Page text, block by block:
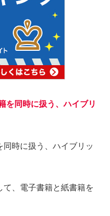
を同時に扱う、ハイブリ
同時に扱う、ハイブリッ
て、電子書籍と紙書籍を